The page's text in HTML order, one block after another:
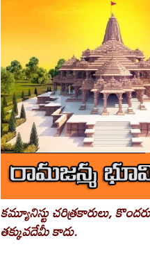
కమ్యూనిస్టు చరిత్రకారులు,
తక్కువదేమీ కాదు.